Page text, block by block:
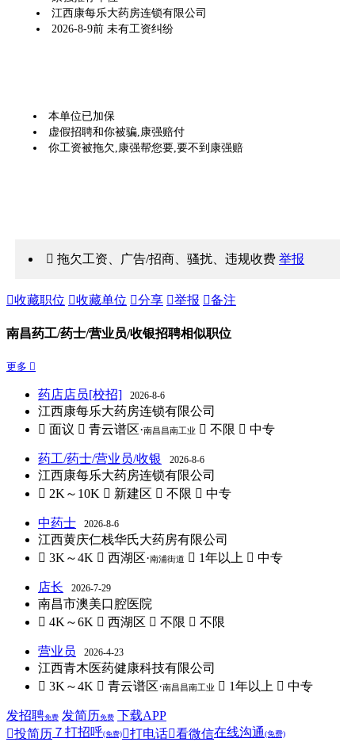
江西康每乐大药房连锁有限公司
2026-8-9前 未有工资纠纷
本单位已加保
虚假招聘和你被骗,康强赔付
你工资被拖欠,康强帮您要,要不到康强赔
 拖欠工资、广告/招商、骚扰、违规收费举报
收藏职位 收藏单位 分享 举报 备注
南昌药工/药士/营业员/收银招聘相似职位
更多 
药店店员[校招] 2026-8-6
江西康每乐大药房连锁有限公司
 面议  青云谱区·南昌昌南工业  不限  中专
药工/药士/营业员/收银 2026-8-6
江西康每乐大药房连锁有限公司
 2K～10K  新建区  不限  中专
中药士 2026-8-6
江西黄庆仁栈华氏大药房有限公司
 3K～4K  西湖区·南浦街道  1年以上  中专
店长 2026-7-29
南昌市澳美口腔医院
 4K～6K  西湖区  不限  不限
营业员 2026-4-23
江西青木医药健康科技有限公司
 3K～4K  青云谱区·南昌昌南工业  1年以上  中专
发招聘免费 发简历免费 下载APP
投简历 ７ 打招呼(免费) 打电话看微信在线沟通(免费)